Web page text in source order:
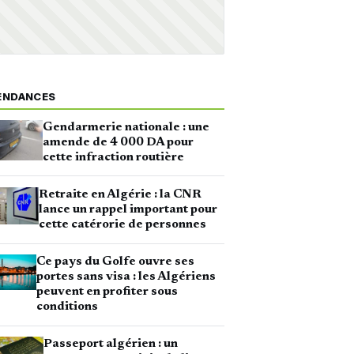
Gendarmerie nationale : une
amende de 4 000 DA pour
cette infraction routière
Retraite en Algérie : la CNR
lance un rappel important pour
cette catérorie de personnes
Ce pays du Golfe ouvre ses
portes sans visa : les Algériens
peuvent en profiter sous
conditions
Passeport algérien : un